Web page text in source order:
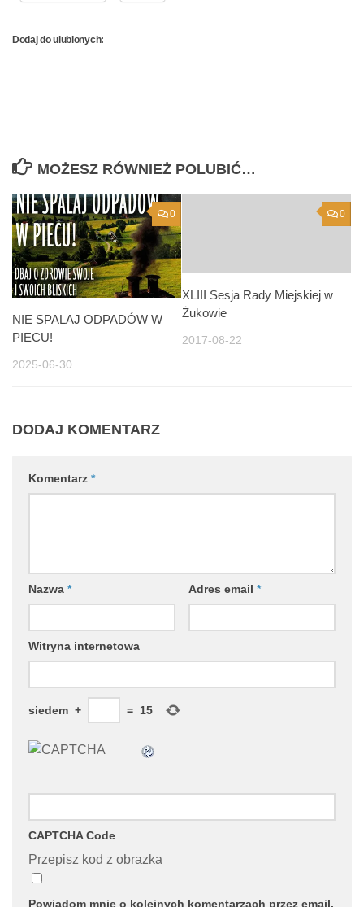
Dodaj do ulubionych:
MOŻESZ RÓWNIEŻ POLUBIĆ…
0
NIE SPALAJ ODPADÓW W
PIECU!
2025-06-30
0
XLIII Sesja Rady Miejskiej w
Żukowie
2017-08-22
DODAJ KOMENTARZ
Komentarz *
Nazwa * Adres email *
Witryna internetowa
siedem + = 15
CAPTCHA Code
Przepisz kod z obrazka
Powiadom mnie o kolejnych komentarzach przez email.